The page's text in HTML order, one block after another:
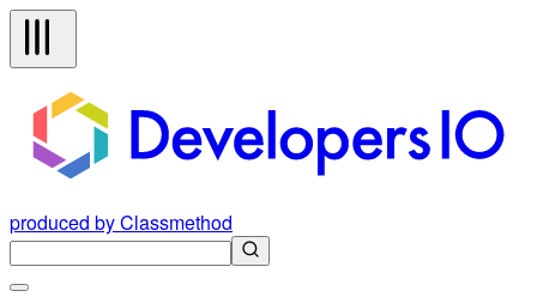
produced by Classmethod